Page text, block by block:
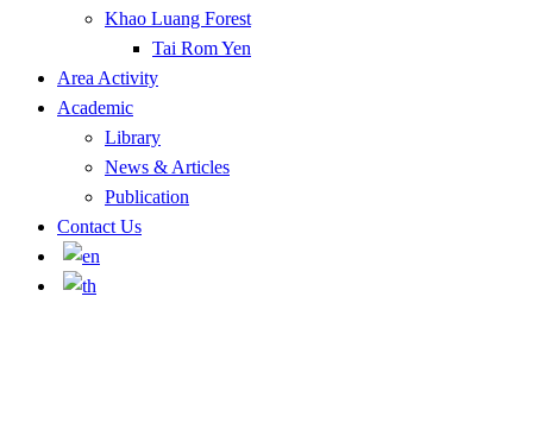
Khao Luang Forest
Tai Rom Yen
Area Activity
Academic
Library
News & Articles
Publication
Contact Us